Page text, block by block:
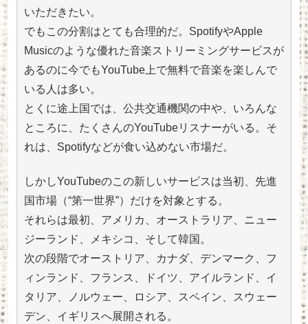
いただきたい。
でもこの分割はとても合理的だ。SpotifyやApple
Musicのような優れた音楽ストリーミングサービスが
あるのに今でもYouTube上で無料で音楽を楽しんで
いる人は多い。
とくに途上国では、公共交通機関の中や、いろんな
ところに、たくさんのYouTubeリスナーがいる。そ
れは、Spotifyなどが食い込めない市場だ。
しかしYouTubeのこの新しいサービスは当初、先進
国市場（“第一世界”）だけを対象とする。
それらは最初、アメリカ、オーストラリア、ニュー
ジーランド、メキシコ、そして韓国。
次の段階でオーストリア、カナダ、デンマーク、フ
ィンランド、フランス、ドイツ、アイルランド、イ
タリア、ノルウェー、ロシア、スペイン、スウェー
デン、イギリスへ展開される。